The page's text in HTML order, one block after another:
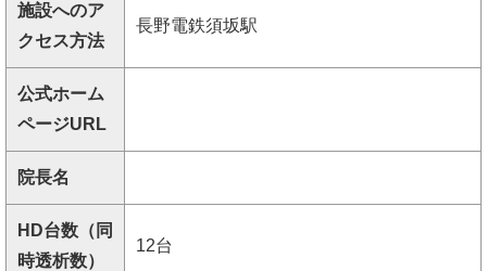
施設へのア
クセス方法
長野電鉄須坂駅
公式ホーム
ページURL
院長名
HD台数（同
時透析数）
12台